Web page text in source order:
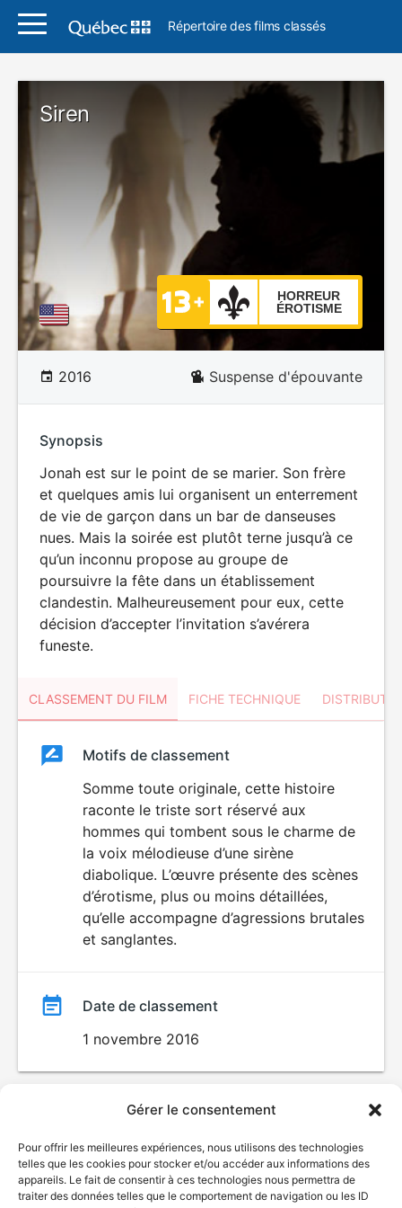
Gérer le consentement
Pour offrir les meilleures expériences, nous utilisons des technologies
telles que les cookies pour stocker et/ou accéder aux informations des
appareils. Le fait de consentir à ces technologies nous permettra de
traiter des données telles que le comportement de navigation ou les ID
Répertoire des films classés
Siren
HORREUR
ÉROTISME
2016 Suspense d'épouvante
Synopsis
Jonah est sur le point de se marier. Son frère
et quelques amis lui organisent un enterrement
de vie de garçon dans un bar de danseuses
nues. Mais la soirée est plutôt terne jusqu’à ce
qu’un inconnu propose au groupe de
poursuivre la fête dans un établissement
clandestin. Malheureusement pour eux, cette
décision d’accepter l’invitation s’avérera
funeste.
CLASSEMENT DU FILM FICHE TECHNIQUE
ClassementClassement
HORREUR
ÉROTISME
Motifs de classement
Somme toute originale, cette histoire
raconte le triste sort réservé aux
hommes qui tombent sous le charme de
la voix mélodieuse d’une sirène
diabolique. L’œuvre présente des scènes
d’érotisme, plus ou moins détaillées,
qu’elle accompagne d’agressions brutales
et sanglantes.
Date de classement
1 novembre 2016